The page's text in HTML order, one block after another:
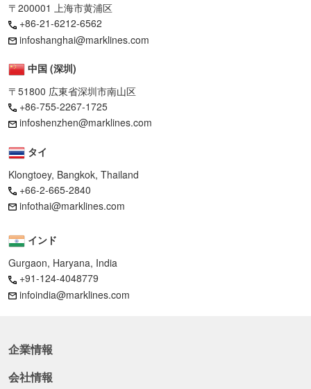
〒200001 上海市黄浦区
+86-21-6212-6562
infoshanghai@marklines.com
中国 (深圳)
〒51800 広東省深圳市南山区
+86-755-2267-1725
infoshenzhen@marklines.com
タイ
Klongtoey, Bangkok, Thailand
+66-2-665-2840
infothai@marklines.com
インド
Gurgaon, Haryana, India
+91-124-4048779
infoindia@marklines.com
企業情報
会社情報